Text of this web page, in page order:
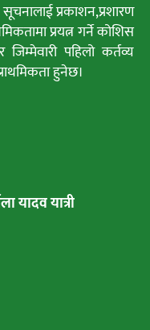
प्रकाशन,प्रशारण
प्रयत्न गर्ने कोशिस
पहिलो कर्तव्य
हुनेछ।
यादव यात्री